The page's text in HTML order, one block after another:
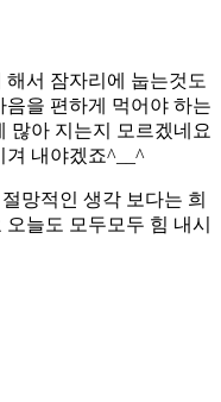
서 잠자리에 눕는것도
을 편하게 먹어야 하는
많아 지는지 모르겠네요
겨 내야겠죠^__^
망적인 생각 보다는 희
늘도 모두모두 힘 내시